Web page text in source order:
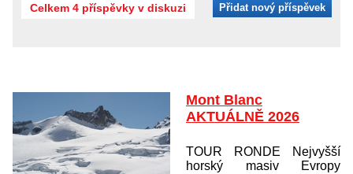
Celkem 4 příspěvky v diskuzi Přidat nový příspěvek
Mont Blanc
AKTUÁLNĚ 2026
TOUR RONDE Nejvyšší
horský masiv Evropy